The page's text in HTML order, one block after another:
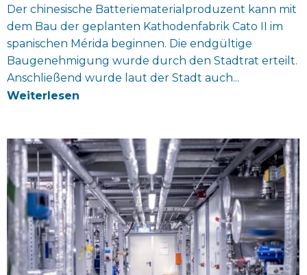
Der chinesische Batteriematerialproduzent kann mit
dem Bau der geplanten Kathodenfabrik Cato II im
spanischen Mérida beginnen. Die endgültige
Baugenehmigung wurde durch den Stadtrat erteilt.
Anschließend wurde laut der Stadt auch...
Weiterlesen